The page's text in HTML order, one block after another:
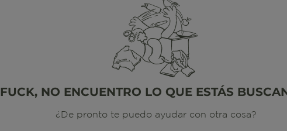
FUCK, NO ENCUENTRO LO QUE ESTÁS
¿De pronto te puedo ayudar con otra cosa?